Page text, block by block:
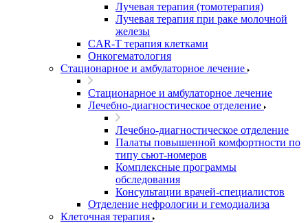
Лучевая терапия (томотерапия)
Лучевая терапия при раке молочной
железы
CAR-T терапия клетками
Онкогематология
Стационарное и амбулаторное лечение
Стационарное и амбулаторное лечение
Лечебно-диагностическое отделение
Лечебно-диагностическое отделение
Палаты повышенной комфортности по
типу сьют-номеров
Комплексные программы
обследования
Консультации врачей-специалистов
Отделение нефрологии и гемодиализа
Клеточная терапия